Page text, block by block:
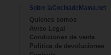
Sobre laCocinadeMama.net
Quienes somos
Aviso Legal
Condiciones de venta
Política de devoluciones